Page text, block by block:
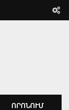
ՈՐՈՆՈՒՄ